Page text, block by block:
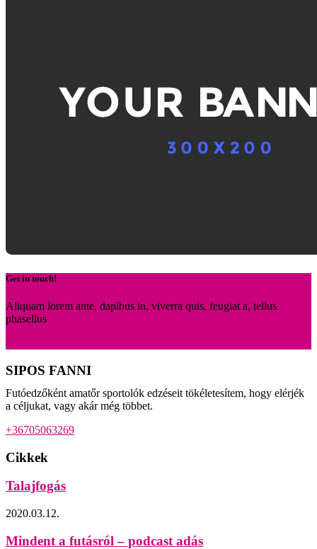
Get in touch!
Aliquam lorem ante, dapibus in, viverra quis, feugiat a, tellus
phasellus
SIPOS FANNI
Futóedzőként amatőr sportolók edzéseit tökéletesítem, hogy elérjék
a céljukat, vagy akár még többet.
+36705063269
Cikkek
Talajfogás
2020.03.12.
Mindent a futásról – podcast adás